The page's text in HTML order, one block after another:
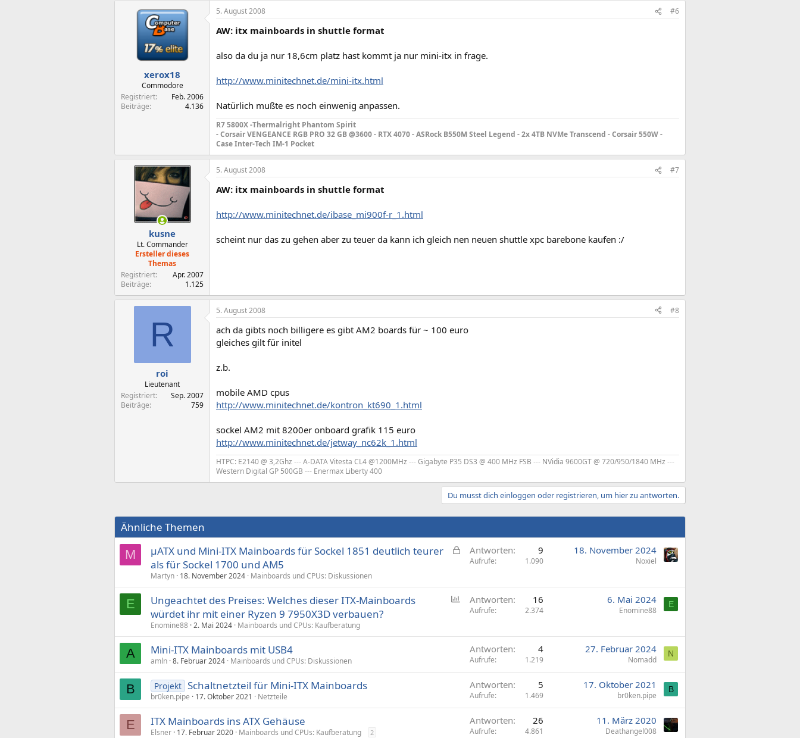
xerox18
Commodore
Registriert
Feb. 2006
Beiträge
4.136
5. August 2008 #6
AW: itx mainboards in shuttle format
also da du ja nur 18,6cm platz hast kommt ja nur mini-itx in frage.
http://www.minitechnet.de/mini-itx.html
Natürlich mußte es noch einwenig anpassen.
R7 5800X -Thermalright Phantom Spirit
- Corsair VENGEANCE RGB PRO 32 GB @3600 - RTX 4070 - ASRock B550M Steel Legend - 2x 4TB NVMe Transcend - Corsair 550W -
CaseInter-Tech IM-1 Pocket
kusne
Lt. Commander
Ersteller dieses
Themas
Registriert
Apr. 2007
Beiträge
1.125
5. August 2008 #7
AW: itx mainboards in shuttle format
http://www.minitechnet.de/ibase_mi900f-r_1.html
scheint nur das zu gehen aber zu teuer da kann ich gleich nen neuen shuttle xpc barebone kaufen :/
R
roi
Lieutenant
Registriert
Sep. 2007
Beiträge
759
5. August 2008 #8
ach da gibts noch billigere es gibt AM2 boards für ~ 100 euro
gleiches gilt für initel
z.b.
mobile AMD cpus
http://www.minitechnet.de/kontron_kt690_1.html
sockel AM2 mit 8200er onboard grafik 115 euro
http://www.minitechnet.de/jetway_nc62k_1.html
HTPC: E2140 @ 3,2Ghz --- A-DATA Vitesta CL4 @1200MHz --- Gigabyte P35 DS3 @ 400 MHz FSB --- NVidia 9600GT @ 720/950/1840 MHz ---
Western Digital GP 500GB --- Enermax Liberty 400
Du musst dich einloggen oder registrieren, um hier zu antworten.
Ähnliche Themen
M
G
p
e
t
µATX und Mini-ITX Mainboards für Sockel 1851 deutlich teurer
als für Sockel 1700 und AM5
Martyn 18. November 2024 Mainboards und CPUs: Diskussionen
Antworten 9
Aufrufe 1.090
18. November 2024
Noxiel
E
r
e
Ungeachtet des Preises: Welches dieser ITX-Mainboards
würdet ihr mit einer Ryzen 9 7950X3D verbauen?
Enomine88 2. Mai 2024 Mainboards und CPUs: Kaufberatung
Antworten 16
Aufrufe 2.374
6. Mai 2024
Enomine88
E
A Mini-ITX Mainboards mit USB4
amln 8. Februar 2024 Mainboards und CPUs: Diskussionen
Antworten 4
Aufrufe 1.219
27. Februar 2024
Nomadd
N
B Projekt Schaltnetzteil für Mini-ITX Mainboards
br0ken.pipe 17. Oktober 2021 Netzteile
Antworten 5
Aufrufe 1.469
17. Oktober 2021
br0ken.pipe
B
E ITX Mainboards ins ATX Gehäuse
Elsner 17. Februar 2020 Mainboards und CPUs: Kaufberatung 2
Antworten 26
Aufrufe 4.861
11. März 2020
Deathangel008